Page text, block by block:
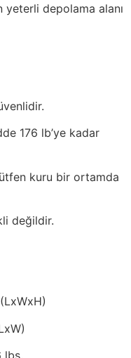
depolama alanı
176 lb’ye kadar
kuru bir ortamda
değildir.